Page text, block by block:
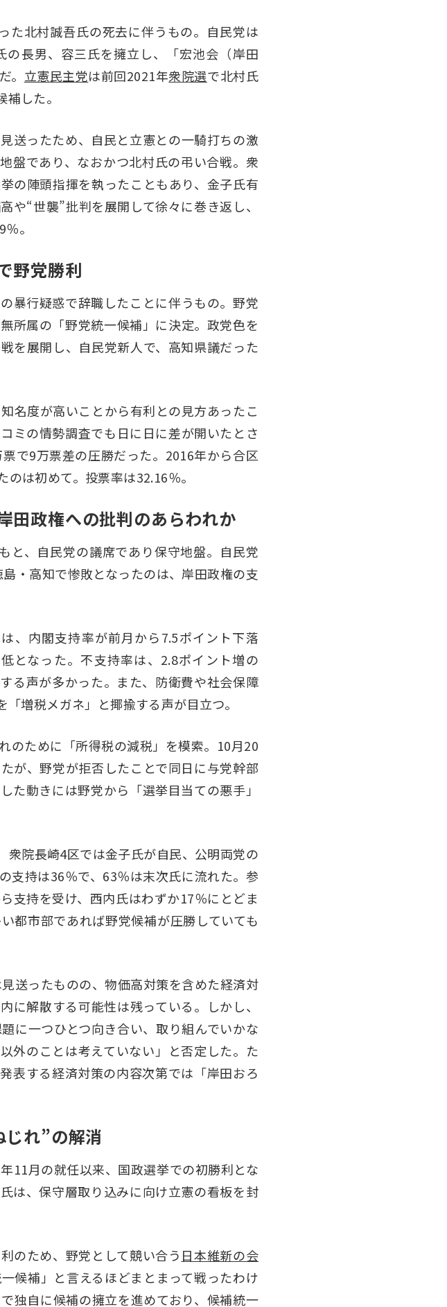
た北村誠吾氏の死去に伴うもの。自民党は
長男、容三氏を擁立し、「宏池会（岸田
。 立憲民主党は前回2021年衆院選で北村氏
した。
送ったため、自民と立憲との一騎打ちの激
盤であり、なおかつ北村氏の弔い合戦。衆
の陣頭指揮を執ったこともあり、金子氏有
“世襲”批判を展開して徐々に巻き返し、
。
野党勝利
暴行疑惑で辞職したことに伴うもの。野党
所属の「野党統一候補」に決定。政党色を
を展開し、自民党新人で、高知県議だった
名度が高いことから有利との見方あったこ
ミの情勢調査でも日に日に差が開いたとさ
で9万票差の圧勝だった。2016年から合区
のは初めて。投票率は32.16％。
田政権への批判のあらわれか
と、自民党の議席であり保守地盤。自民党
・高知で惨敗となったのは、岸田政権の支
、内閣支持率が前月から7.5ポイント下落
となった。不支持率は、2.8ポイント増の
る声が多かった。また、防衛費や社会保障
増税メガネ」と揶揄する声が目立つ。
のために「所得税の減税」を模索。10月20
が、野党が拒否したことで同日に与党幹部
た動きには野党から「選挙目当ての悪手」
衆院長崎4区では金子氏が自民、公明両党の
支持は36％で、63％は末次氏に流れた。参
支持を受け、西内氏はわずか17％にとどま
都市部であれば野党候補が圧勝していても
送ったものの、物価高対策を含めた経済対
に解散する可能性は残っている。しかし、
に一つひとつ向き合い、取り組んでいかな
外のことは考えていない」と否定した。た
表する経済対策の内容次第では「岸田おろ
れ”の解消
11月の就任以来、国政選挙での初勝利とな
は、保守層取り込みに向け立憲の看板を封
のため、野党として競い合う 日本維新の会
候補」と言えるほどまとまって戦ったわけ
独自に候補の擁立を進めており、候補統一